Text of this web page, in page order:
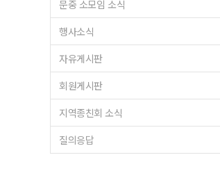
문중 소모임 소식
행사소식
자유게시판
회원게시판
지역종친회 소식
질의응답